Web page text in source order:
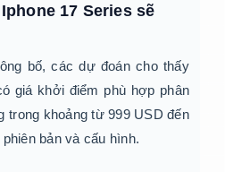
17 Series sẽ
bố, các dự đoán cho thấy
giá khởi điểm phù hợp phân
trong khoảng từ 999 USD đến
bản và cấu hình.